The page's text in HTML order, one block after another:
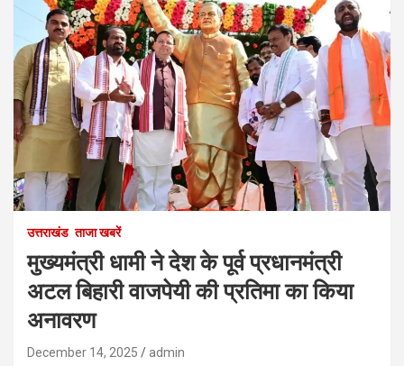
उत्तराखंड ताजा खबरें
मुख्यमंत्री धामी ने देश के पूर्व प्रधानमंत्री
अटल बिहारी वाजपेयी की प्रतिमा का किया
अनावरण
December 14, 2025 admin